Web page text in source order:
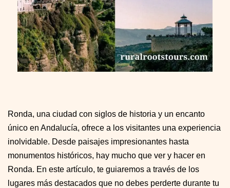
Ronda, una ciudad con siglos de historia y un encanto
único en Andalucía, ofrece a los visitantes una experiencia
inolvidable. Desde paisajes impresionantes hasta
monumentos históricos, hay mucho que ver y hacer en
Ronda. En este artículo, te guiaremos a través de los
lugares más destacados que no debes perderte durante tu